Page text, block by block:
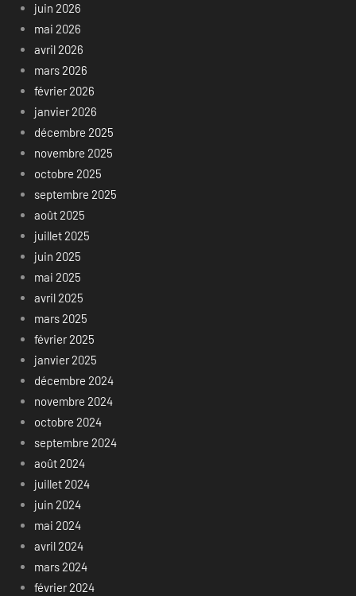
juin 2026
mai 2026
avril 2026
mars 2026
février 2026
janvier 2026
décembre 2025
novembre 2025
octobre 2025
septembre 2025
août 2025
juillet 2025
juin 2025
mai 2025
avril 2025
mars 2025
février 2025
janvier 2025
décembre 2024
novembre 2024
octobre 2024
septembre 2024
août 2024
juillet 2024
juin 2024
mai 2024
avril 2024
mars 2024
février 2024